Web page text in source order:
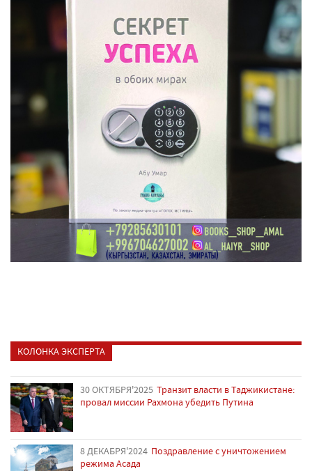
КОЛОНКА ЭКСПЕРТА
30 ОКТЯБРЯ'2025 Транзит власти в Таджикистане:
провал миссии Рахмона убедить Путина
8 ДЕКАБРЯ'2024 Поздравление с уничтожением
режима Асада